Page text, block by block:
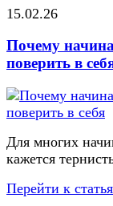
15.02.26
Почему
поверить в
Для многих
кажется
Перейти к